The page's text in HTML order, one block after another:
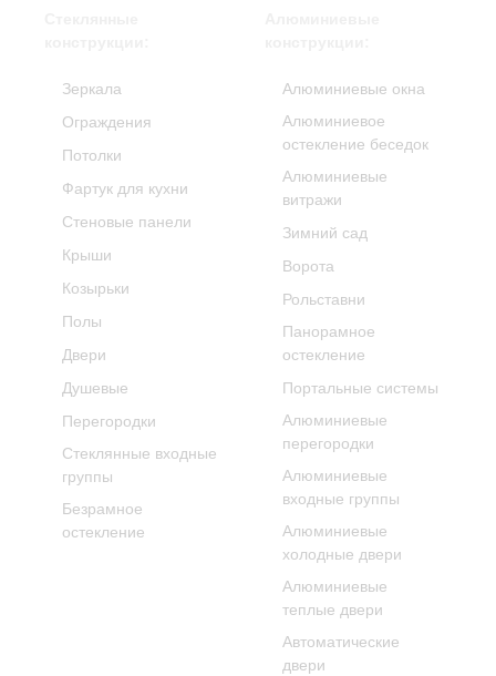
Зеркала
Ограждения
Потолки
Фартук для кухни
Стеновые панели
Крыши
Козырьки
Полы
Двери
Душевые
Перегородки
Стеклянные входные
группы
Безрамное
остекление
Алюминиевые окна
Алюминиевое
остекление беседок
Алюминиевые
витражи
Зимний сад
Ворота
Рольставни
Панорамное
остекление
Портальные системы
Алюминиевые
перегородки
Алюминиевые
входные группы
Алюминиевые
холодные двери
Алюминиевые
теплые двери
Автоматические
двери